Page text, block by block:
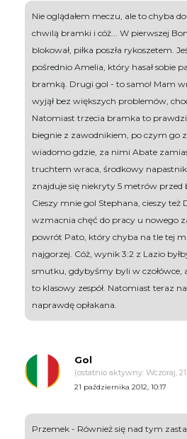
Nie oglądałem meczu, ale to chyba
chwilą bramki i cóż... W pierwszej
blokował, piłka poszła rykoszetem.
pośrednio Amelia, który hasał sobie
bramką. Drugi gol - to samo! Mam
wyjął bez większych problemów,
Natomiast trzecia bramka to
biegnie z zawodnikiem, po czym go
wiadomo gdzie, za nimi Abate
truchtem wraca, środkowy
znajduje się niekryty 5 metrów przed
Cieszy mnie gol Stephana, cieszy też
wzmacnia chęć do pracy u nowego
powrót Pato, który chyba na tle tej
najgorzej. Cóż, wynik 3:2 z Lazio
smutku, gdybyśmy byli w czołówce,
to klasowy zespół. Natomiast teraz
naprawdę opłakana.
Gol
(ostatnio aktywny: Wczoraj,
21 października 2012, 10:17
Przemek - Również się nad tym